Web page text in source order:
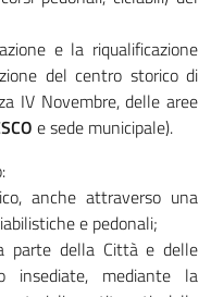
e la riqualificazione
del centro storico di
IV Novembre, delle aree
e sede municipale).
anche attraverso una
e pedonali;
parte della Città e delle
insediate, mediante la